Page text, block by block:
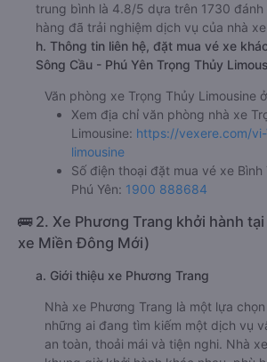
g. Review, đánh giá chất lượng xe
Nhà xe Trọng Thủy Limousine được
trung bình là 4.8/5 dựa trên 1730 đánh
hàng đã trải nghiệm dịch vụ của nhà
h. Thông tin liên hệ, đặt mua vé xe
Sông Cầu - Phú Yên Trọng Thủy
Văn phòng xe Trọng Thủy Limousine ở
Xem địa chỉ văn phòng nhà xe
Limousine:https://vexere.com/
limousine
Số điện thoại đặt mua vé xe Bình
Phú Yên:1900 888684
🚌 2. Xe Phương Trang khởi hành
xe Miền Đông Mới)
a. Giới thiệu xe Phương Trang